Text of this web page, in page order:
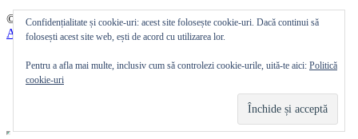
© 2026 Camera de Comert si Industrie Valcea | Theme byTheme
Ansar
Confidențialitate și cookie-uri: acest site folosește cookie-uri. Dacă continui să
folosești acest site web, ești de acord cu utilizarea lor.
Pentru a afla mai multe, inclusiv cum să controlezi cookie-urile, uită-te aici: Politică
cookie-uri